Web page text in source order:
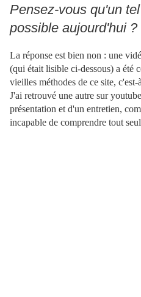
Pensez-vous qu'un
possible aujourd'hui ?
La réponse est bien non : une
(qui était lisible ci-dessous) a été
vieilles méthodes de ce site,
J'ai retrouvé une autre sur
présentation et d'un entretien,
incapable de comprendre tout